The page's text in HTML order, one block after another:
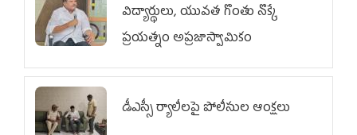
విద్యార్థులు, యువత గొంతు నొక్కే
ప్రయత్నం అప్రజాస్వామికం
డీఎస్సీ ర్యాలీలపై పోలీసుల ఆంక్షలు